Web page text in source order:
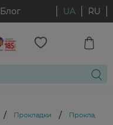
Блог UA RU
/ Прокладки / Прокладки